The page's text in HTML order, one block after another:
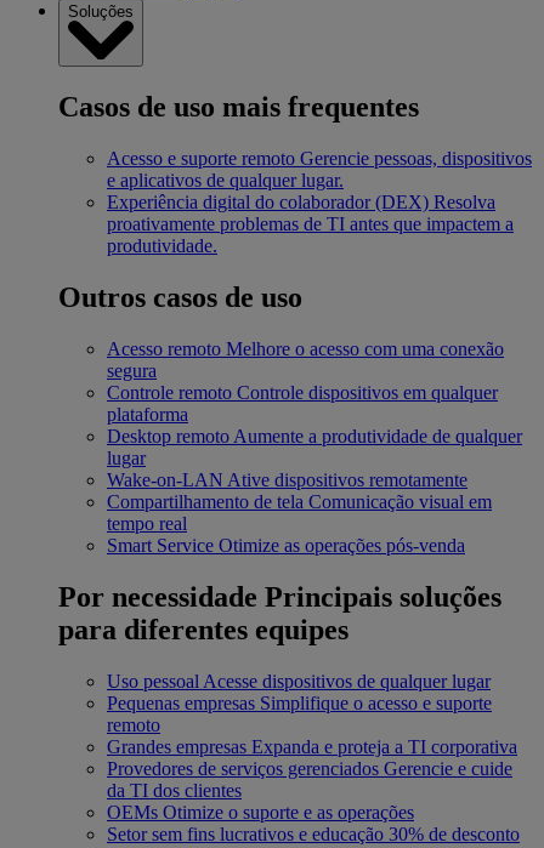
Soluções
Casos de uso mais frequentes
Acesso e suporte remoto Gerencie pessoas, dispositivos
e aplicativos de qualquer lugar.
Experiência digital do colaborador (DEX) Resolva
proativamente problemas de TI antes que impactem a
produtividade.
Outros casos de uso
Acesso remoto Melhore o acesso com uma conexão
segura
Controle remoto Controle dispositivos em qualquer
plataforma
Desktop remoto Aumente a produtividade de qualquer
lugar
Wake-on-LAN Ative dispositivos remotamente
Compartilhamento de tela Comunicação visual em
tempo real
Smart Service Otimize as operações pós-venda
Por necessidade Principais soluções
para diferentes equipes
Uso pessoal Acesse dispositivos de qualquer lugar
Pequenas empresas Simplifique o acesso e suporte
remoto
Grandes empresas Expanda e proteja a TI corporativa
Provedores de serviços gerenciados Gerencie e cuide
da TI dos clientes
OEMs Otimize o suporte e as operações
Setor sem fins lucrativos e educação 30% de desconto